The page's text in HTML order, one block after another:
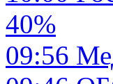
40%
09:56